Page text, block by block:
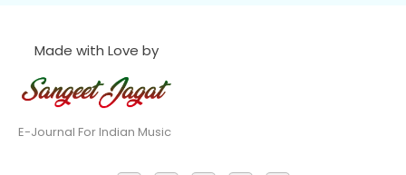
Made with Love by
E-Journal For Indian Music